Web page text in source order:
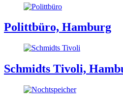
Polittbüro, Hamburg
Schmidts Tivoli,